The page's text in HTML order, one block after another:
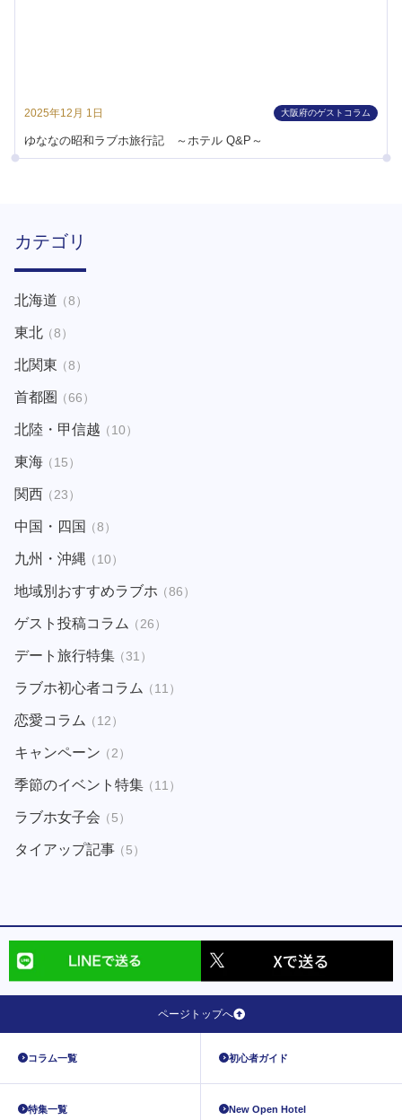
2025年12月 1日 大阪府のゲストコラム
ゆななの昭和ラブホ旅行記 ～ホテル Q&P～
カテゴリ
北海道（8）
東北（8）
北関東（8）
首都圏 （66）
北陸・甲信越（10）
東海（15）
関西 （23）
中国・四国 （8）
九州・沖縄（10）
地域別おすすめラブホ（86）
ゲスト投稿コラム （26）
デート旅行特集（31）
ラブホ初心者コラム （11）
恋愛コラム （12）
キャンペーン（2）
季節のイベント特集（11）
ラブホ女子会（5）
タイアップ記事（5）
ページトップへ
コラム一覧 初心者ガイド
特集一覧 New Open Hotel